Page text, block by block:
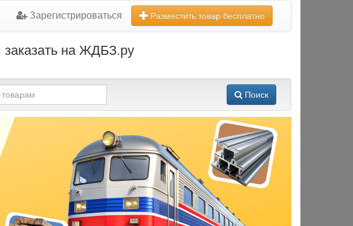
Зарегистрироваться Разместить товар бесплатно
заказать на ЖДБЗ.ру
Поиск